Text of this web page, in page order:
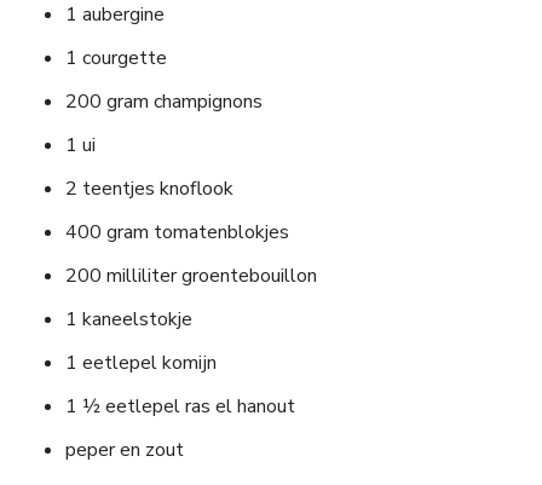
1 aubergine
1 courgette
200 gram champignons
1 ui
2 teentjes knoflook
400 gram tomatenblokjes
200 milliliter groentebouillon
1 kaneelstokje
1 eetlepel komijn
1 ½ eetlepel ras el hanout
peper en zout